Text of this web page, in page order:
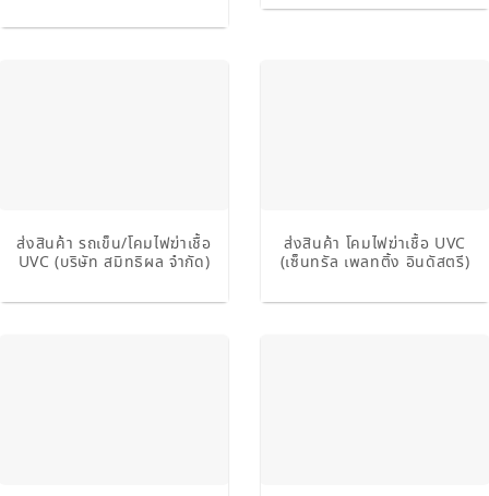
ส่งสินค้า รถเข็น/โคมไฟฆ่าเชื้อ
UVC (บริษัท สมิทธิผล จํากัด)
ส่งสินค้า โคมไฟฆ่าเชื้อ UVC
(เซ็นทรัล เพลทติ้ง อินดัสตรี)